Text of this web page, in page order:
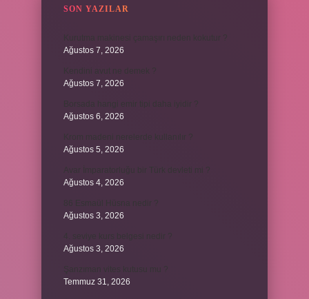
SON YAZILAR
Ağustos 7, 2026
Ağustos 7, 2026
Ağustos 6, 2026
Ağustos 5, 2026
Ağustos 4, 2026
Ağustos 3, 2026
Ağustos 3, 2026
Temmuz 31, 2026